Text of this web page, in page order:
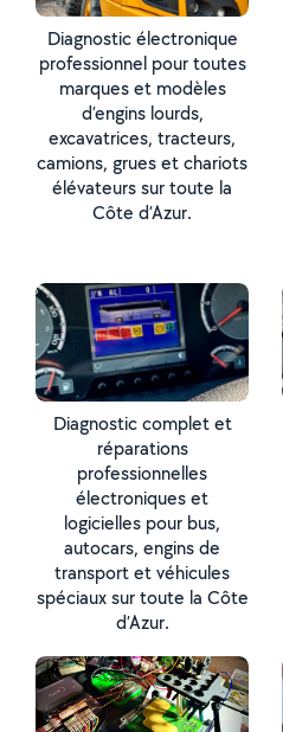
Diagnostic électronique
professionnel pour toutes
marques et modèles
d’engins lourds,
excavatrices, tracteurs,
camions, grues et chariots
élévateurs sur toute la
Côte d’Azur.
Diagnostic complet et
réparations
professionnelles
électroniques et
logicielles pour bus,
autocars, engins de
transport et véhicules
spéciaux sur toute la Côte
d’Azur.